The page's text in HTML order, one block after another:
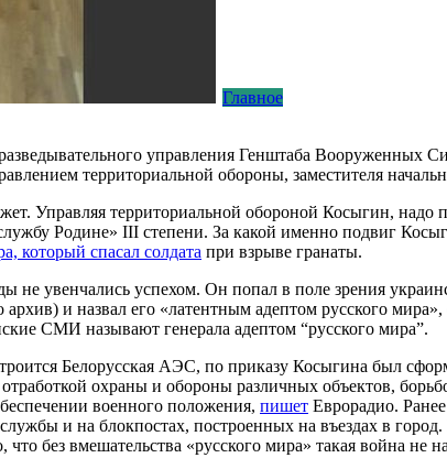
Главное
управления Генштаба Вооруженных
территориальной обороны, заместителя
Управляя территориальной обороной Косыгин, надо
Родине» III степени. За какой именно подвиг
который спасал солдата при взрыве гранаты.
не увенчались успехом. Он попал в поле зрения
и назвал его «латентным адептом русского
СМИ называют генерала адептом “русского мира”.
Белорусская АЭС, по приказу Косыгина был
охраны и обороны различных объектов,
военного положения, пишет Еврорадио.
и на блокпостах, построенных на въездах в
без вмешательства «русского мира» такая война не